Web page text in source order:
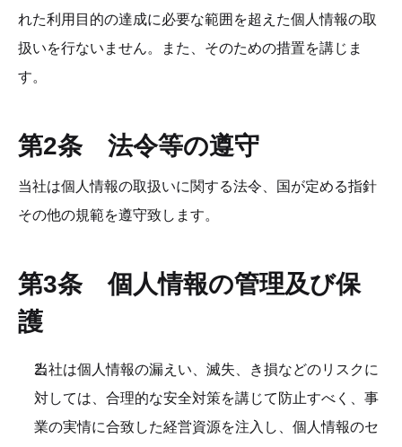
れた利用目的の達成に必要な範囲を超えた個人情報の取
扱いを行ないません。また、そのための措置を講じま
す。
第2条　法令等の遵守
当社は個人情報の取扱いに関する法令、国が定める指針
その他の規範を遵守致します。
第3条　個人情報の管理及び保
護
当社は個人情報の漏えい、滅失、き損などのリスクに
対しては、合理的な安全対策を講じて防止すべく、事
業の実情に合致した経営資源を注入し、個人情報のセ